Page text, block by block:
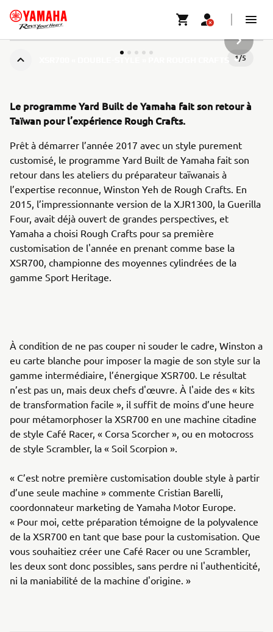
1/5
Le programme Yard Built de Yamaha fait son retour à
Taïwan pour l’expérience Rough Crafts.
Prêt à démarrer l’année 2017 avec un style purement
customisé, le programme Yard Built de Yamaha fait son
retour dans les ateliers du préparateur taïwanais à
l’expertise reconnue, Winston Yeh de Rough Crafts. En
2015, l’impressionnante version de la XJR1300, la Guerilla
Four, avait déjà ouvert de grandes perspectives, et
Yamaha a choisi Rough Crafts pour sa première
customisation de l'année en prenant comme base la
XSR700, championne des moyennes cylindrées de la
gamme Sport Heritage.
À condition de ne pas couper ni souder le cadre, Winston a
eu carte blanche pour imposer la magie de son style sur la
gamme intermédiaire, l’énergique XSR700. Le résultat
n’est pas un, mais deux chefs d'œuvre. À l'aide des « kits
de transformation facile », il suffit de moins d’une heure
pour métamorphoser la XSR700 en une machine citadine
de style Café Racer, « Corsa Scorcher », ou en motocross
de style Scrambler, la « Soil Scorpion ».
« C’est notre première customisation double style à partir
d’une seule machine » commente Cristian Barelli,
coordonnateur marketing de Yamaha Motor Europe.
« Pour moi, cette préparation témoigne de la polyvalence
de la XSR700 en tant que base pour la customisation. Que
vous souhaitiez créer une Café Racer ou une Scrambler,
les deux sont donc possibles, sans perdre ni l'authenticité,
ni la maniabilité de la machine d'origine. »